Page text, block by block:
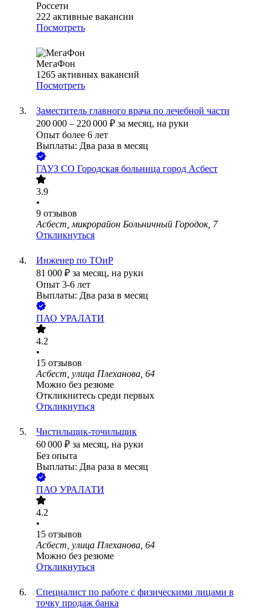
Россети
222 активные вакансии
Посмотреть
МегаФон
1265 активных вакансий
Посмотреть
Заместитель главного врача по лечебной части
200 000 – 220 000 ₽ за месяц, на руки
Опыт более 6 лет
Выплаты: Два раза в месяц
ГАУЗ СО Городская больница город Асбест
3.9
•
9 отзывов
Асбест, микрорайон Больничный Городок, 7
Откликнуться
Инженер по ТОиР
81 000 ₽ за месяц, на руки
Опыт 3-6 лет
Выплаты: Два раза в месяц
ПАО УРАЛАТИ
4.2
•
15 отзывов
Асбест, улица Плеханова, 64
Можно без резюме
Откликнитесь среди первых
Откликнуться
Чистильщик-точильщик
60 000 ₽ за месяц, на руки
Без опыта
Выплаты: Два раза в месяц
ПАО УРАЛАТИ
4.2
•
15 отзывов
Асбест, улица Плеханова, 64
Можно без резюме
Откликнуться
Специалист по работе с физическими лицами в
точку продаж банка